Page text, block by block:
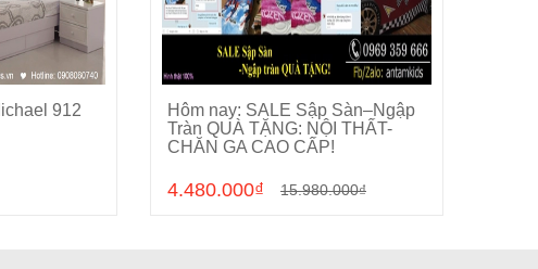
912
Cho vào giỏ hàng
Hôm nay: SALE Sập Sàn–Ngập
Tràn QUÀ TẶNG: NỘI THẤT-
CHĂN GA CAO CẤP!
4.480.000₫ 15.980.000₫